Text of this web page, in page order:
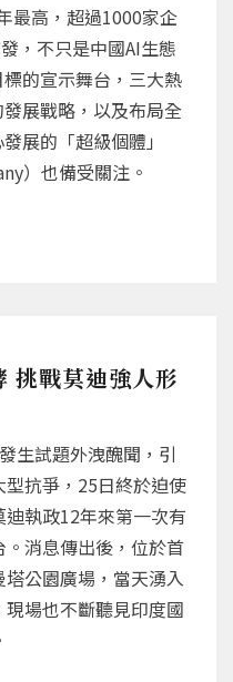
最高，超過1000家企
，不只是中國AI生態
的宣示舞台，三大熱
展戰略，以及布局全
展的「超級個體」
）也備受關注。
挑戰莫迪強人形
生試題外洩醜聞，引
抗爭，25日終於迫使
執政12年來第一次有
消息傳出後，位於首
公園廣場，當天湧入
場也不斷聽見印度國